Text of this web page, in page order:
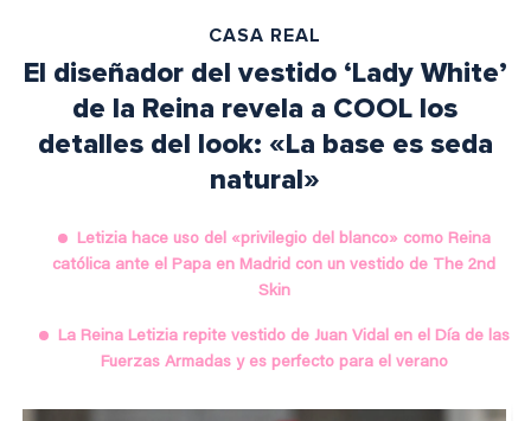
CASA REAL
El diseñador del vestido ‘Lady White’
de la Reina revela a COOL los
detalles del look: «La base es seda
natural»
Letizia hace uso del «privilegio del blanco» como Reina
católica ante el Papa en Madrid con un vestido de The 2nd
Skin
La Reina Letizia repite vestido de Juan Vidal en el Día de las
Fuerzas Armadas y es perfecto para el verano